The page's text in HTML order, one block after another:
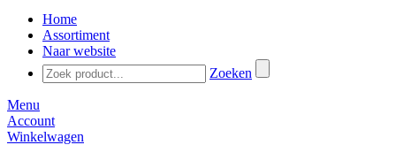
Home
Assortiment
Naar website
Zoeken
Menu
Account
Winkelwagen